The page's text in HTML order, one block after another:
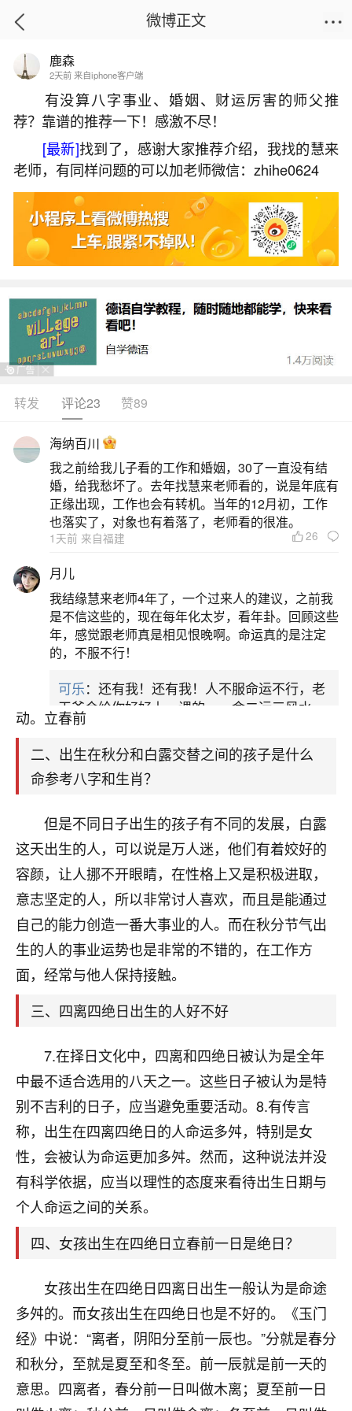
首页
秋分前一天出生的人命不好吗？
2026-06-01 18:47:04 27 7 赞
生活中像秋分前一天出生的人命不好吗？都是
很常见的问题，但是小问题不注意可能会引起大麻
烦，下面就这个问题给大家做一些解读：
一、女孩出生在四绝日立春前一日是绝日？
在传统观念中，女孩出生在四绝日，即春分前
一日、夏至前一日、秋分前一日和冬至前一日，通
常被认为是命途多舛的。这些日子在《玉门经》中
被称作“四离日”，意味着阴阳分界的前一天。春分、
夏至、秋分和冬至是四季的转折点，前一天则被称
为离日。这些日子在黄历上通常标注为“日值四离，
大事勿用”，意味着在这些日子里不宜进行重要活
动。立春前
二、出生在秋分和白露交替之间的孩子是什么
命参考八字和生肖？
但是不同日子出生的孩子有不同的发展，白露
这天出生的人，可以说是万人迷，他们有着姣好的
容颜，让人挪不开眼睛，在性格上又是积极进取，
意志坚定的人，所以非常讨人喜欢，而且是能通过
自己的能力创造一番大事业的人。而在秋分节气出
生的人的事业运势也是非常的不错的，在工作方
面，经常与他人保持接触。
三、四离四绝日出生的人好不好
7.在择日文化中，四离和四绝日被认为是全年
中最不适合选用的八天之一。这些日子被认为是特
别不吉利的日子，应当避免重要活动。8.有传言
称，出生在四离四绝日的人命运多舛，特别是女
性，会被认为命运更加多舛。然而，这种说法并没
有科学依据，应当以理性的态度来看待出生日期与
个人命运之间的关系。
四、女孩出生在四绝日立春前一日是绝日？
女孩出生在四绝日四离日出生一般认为是命途
多舛的。而女孩出生在四绝日也是不好的。《玉门
经》中说：“离者，阴阳分至前一辰也。”分就是春分
和秋分，至就是夏至和冬至。前一辰就是前一天的
意思。四离者，春分前一日叫做木离；夏至前一日
微博正文
鹿森
2天前 来自iphone客户端
有没算八字事业、婚姻、财运厉害的师父推
荐？靠谱的推荐一下！感激不尽！
[最新]找到了，感谢大家推荐介绍，我找的慧来
老师，有同样问题的可以加老师微信：zhihe0624
转发 评论23 赞89
海纳百川
我之前给我儿子看的工作和婚姻，30了一直没有结
婚，给我愁坏了。去年找慧来老师看的，说是年底有
正缘出现，工作也会有转机。当年的12月初，工作
也落实了，对象也有着落了，老师看的很准。
1天前 来自福建 26
月儿
我结缘慧来老师4年了，一个过来人的建议，之前我
是不信这些的，现在每年化太岁，看年卦。回顾这些
年，感觉跟老师真是相见恨晚啊。命运真的是注定
的，不服不行！
可乐：还有我！还有我！人不服命运不行，老
天爷会给你好好上一课的。一命二运三风水，
哪样不服都不行！
平安是福 ：我也是每年找老师化太岁，看年
卦，认识老师3年了，都是缘分啊！
心若莲花
我是做餐饮的，这两年，生意屡屡受挫，店开一家关
一家，要么生意不好，生意好的就出事。前些年攒的
家底快败光了，真是倒霉！我也想找人看看到底怎么
回事？
鹿森：你可以找老师看看，人有时不服命不行
啊！
太阳当空赵：我也做餐饮的，生意不算大，但
是我从找店开始都是找慧来老师跟进的，选
址、风水、还有开业日子，哪哪都看了，虽然
刚找老师做了补财库，希望财运更好一点！
2小时前 来自海南
梦醒时分
我女儿高二叛逆，大半年不上学，一说她就要死要活
的，把我们两口子愁的不行，朋友给我推荐的慧来老
师，一开始我是病急乱投医，这半年来，法事一个个
做完，我女儿跟变了个人一样，不期望她能考多好的
康康的我就很知足了！
鹿森：可怜天下父母心啊！
3小时前 来自河北 16
付深
我是公司人事调整，有升迁机会，但同时竞争的我们
三个，找老师的时候是抱着侥幸心理，没想到老师看